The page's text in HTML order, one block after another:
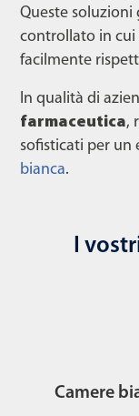
Queste
controllato in
facilmente
In qualità di
farmaceutica,
sofisticati per un
bianca.
I
Camere